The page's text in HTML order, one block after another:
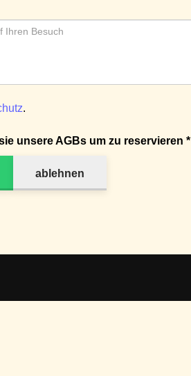
.
unsere AGBs um zu reservieren *
ablehnen